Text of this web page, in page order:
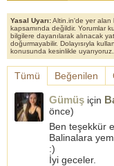
Yasal Uyarı:Altin.in'de yer alan
kapsamında değildir. Yorumlar
bilgilere dayanılarak alınacak
doğurmayabilir. Dolayısıyla
konusunda kesinlikle uyarıyoruz.
Tümü Beğenilen
Gümüş için
önce)
Ben teşekkür
Balinalara
:)
İyi geceler.